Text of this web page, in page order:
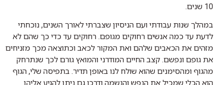
10 שנים.
במהלך שנות עבודתי ועם הניסיון שצברתי לאורך השנים, נוכחתי
לדעת עד כמה אנשים רחוקים מגופם. רחוקים עד כדי כך שהם לא
מזהים את הכאבים שלהם ואת המקור לכאב וכתוצאה מכך מזניחים
את גופם ונפשם. קצב החיים המודרני והמואץ גורם לכך שנתרחק
מהגוף ומהסימנים שהוא שולח לנו באופן תדיר. בתפיסה שלי, הגוף
הוא הכלי שמכיל את הנפש והנשמה ודרכו גם ניתן להגיע אליהן